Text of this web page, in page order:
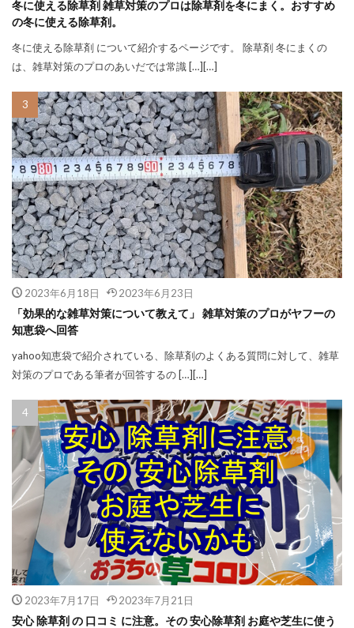
冬に使える除草剤 雑草対策のプロは除草剤を冬にまく。おすすめ
の冬に使える除草剤。
冬に使える除草剤 について紹介するページです。 除草剤 冬にまくの
は、雑草対策のプロのあいだでは常識 […][…]
2023年6月18日 2023年6月23日
「効果的な雑草対策について教えて」 雑草対策のプロがヤフーの
知恵袋へ回答
yahoo知恵袋で紹介されている、除草剤のよくある質問に対して、雑草
対策のプロである筆者が回答するの […][…]
2023年7月17日 2023年7月21日
安心 除草剤 の 口コミ に注意。その 安心除草剤 お庭や芝生に使う